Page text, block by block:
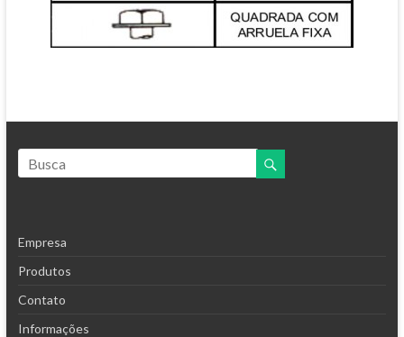
Empresa
Produtos
Contato
Informações